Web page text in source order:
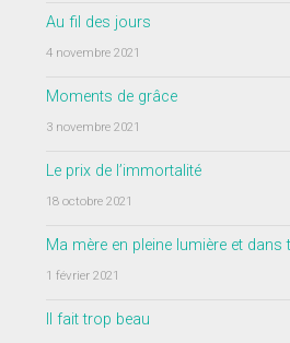
Au fil des jours
4 novembre 2021
Moments de grâce
3 novembre 2021
Le prix de l’immortalité
18 octobre 2021
Ma mère en pleine lumière et
1 février 2021
Il fait trop beau